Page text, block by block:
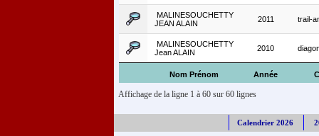
Nom Prénom Année
MALINESOUCHETTY
JEAN ALAIN
2011 trail-
MALINESOUCHETTY
Jean ALAIN
2010
Affichage de la ligne 1 à 60 sur 60 lignes
Calendrier 2026